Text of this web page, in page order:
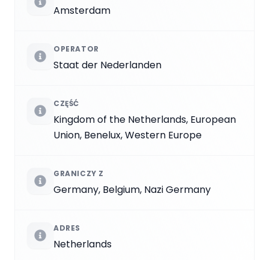
Amsterdam
OPERATOR
Staat der Nederlanden
CZĘŚĆ
Kingdom of the Netherlands, European
Union, Benelux, Western Europe
GRANICZY Z
Germany, Belgium, Nazi Germany
ADRES
Netherlands